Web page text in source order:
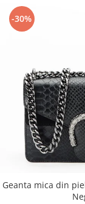
-30%
Geanta mica din